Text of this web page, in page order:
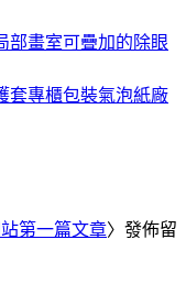
部畫室可疊加的除眼
套專櫃包裝氣泡紙廠
第一篇文章〉發佈留